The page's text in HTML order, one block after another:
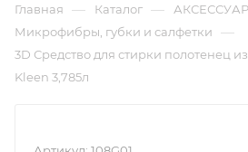
Главная — Каталог —
Микрофибры, губки и салфетки —
3D Средство для стирки полотенец
Kleen 3,785л